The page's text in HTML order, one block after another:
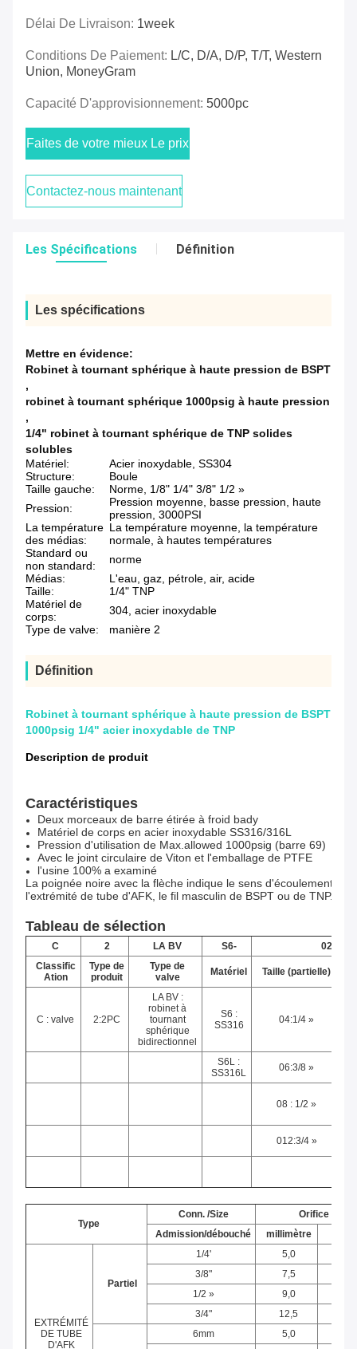
Délai De Livraison: 1week
Conditions De Paiement: L/C, D/A, D/P, T/T, Western
Union, MoneyGram
Capacité D'approvisionnement: 5000pc
Faites de votre mieux Le prix
Contactez-nous maintenant
Les Spécifications Définition
Les spécifications
Mettre en évidence:
Robinet à tournant sphérique à haute pression de BSPT
,
robinet à tournant sphérique 1000psig à haute pression
,
1/4" robinet à tournant sphérique de TNP solides
solubles
Matériel:
Acier inoxydable, SS304
Structure:
Boule
Taille gauche:
Norme, 1/8" 1/4" 3/8" 1/2 »
Pression:
Pression moyenne, basse pression, haute
pression, 3000PSI
La température
des médias:
La température moyenne, la température
normale, à hautes températures
Standard ou
non standard:
norme
Médias:
L'eau, gaz, pétrole, air, acide
Taille:
1/4" TNP
Matériel de
corps:
304, acier inoxydable
Type de valve:
manière 2
Définition
Robinet à tournant sphérique à haute pression de BSPT
1000psig 1/4" acier inoxydable de TNP
Description de produit
Caractéristiques
Deux morceaux de barre étirée à froid bady
Matériel de corps en acier inoxydable SS316/316L
Pression d'utilisation de Max.allowed 1000psig (barre 69)
Avec le joint circulaire de Viton et l'emballage de PTFE
l'usine 100% a examiné
La poignée noire avec la flèche indique le sens d'écoulement,
l'extrémité de tube d'AFK, le fil masculin de BSPT ou de TNP.
Tableau de sélection
C 2 LA BV S6-
02
Classific
Ation
Type de
produit
Type de
valve
Matériel Taille (partielle)
C : valve 2:2PC
LA BV :
robinet à
tournant
sphérique
bidirectionnel
S6 :
SS316
04:1/4 »
S6L :
SS316L
06:3/8 »
08 : 1/2 »
012:3/4 »
Type
Conn. /Size
Orifice
Admission/débouché
millimètre
EXTRÉMITÉ
DE TUBE
D'AFK
Partiel
1/4' 5,0
3/8"
7,5
1/2 »
9,0
3/4"
12,5
6mm
5,0